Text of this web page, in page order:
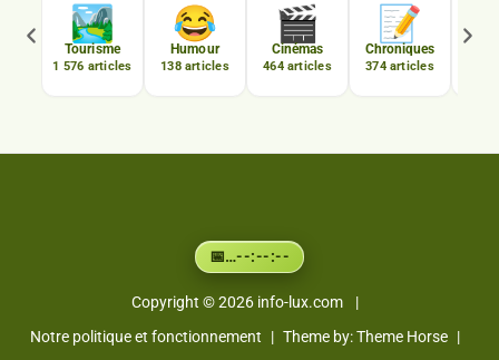
🏞️
Tourisme
1 576 articles
😂
Humour
138 articles
🎬
Cinémas
464 articles
📝
Chroniques
374 articles
📅…--:--:--
Copyright © 2026 info-lux.com
Notre politique et fonctionnement
Theme by:Theme Horse